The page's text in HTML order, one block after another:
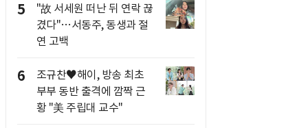
5
"故 서세원 떠난 뒤 연락 끊
겼다"…서동주, 동생과 절
연 고백
6
조규찬♥해이, 방송 최초
부부 동반 출격에 깜짝 근
황 "美 주립대 교수"